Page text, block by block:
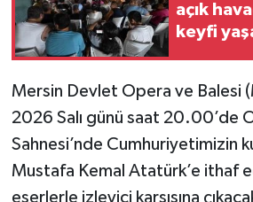
açık
keyfi
Mersin Devlet Opera ve Balesi
2026 Salı günü saat 20.00’de
Sahnesi’nde Cumhuriyetimizin
Mustafa Kemal Atatürk’e ithaf
eserlerle izleyici karşısına
Yaşam